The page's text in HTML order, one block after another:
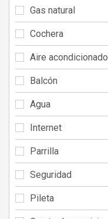
Gas natural
Cochera
Aire acondicionado
Balcón
Agua
Internet
Parrilla
Seguridad
Pileta